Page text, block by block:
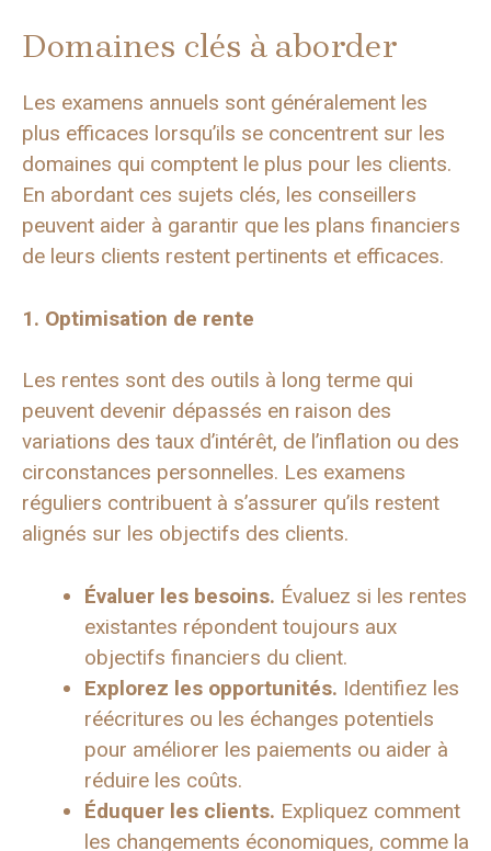
Domaines clés à aborder
Les examens annuels sont généralement les
plus efficaces lorsqu’ils se concentrent sur les
domaines qui comptent le plus pour les clients.
En abordant ces sujets clés, les conseillers
peuvent aider à garantir que les plans financiers
de leurs clients restent pertinents et efficaces.
1. Optimisation de rente
Les rentes sont des outils à long terme qui
peuvent devenir dépassés en raison des
variations des taux d’intérêt, de l’inflation ou des
circonstances personnelles. Les examens
réguliers contribuent à s’assurer qu’ils restent
alignés sur les objectifs des clients.
Évaluer les besoins. Évaluez si les rentes
existantes répondent toujours aux
objectifs financiers du client.
Explorez les opportunités. Identifiez les
réécritures ou les échanges potentiels
pour améliorer les paiements ou aider à
réduire les coûts.
Éduquer les clients. Expliquez comment
les changements économiques, comme la